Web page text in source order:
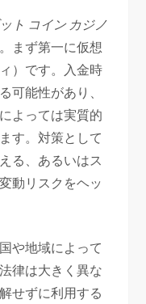
ト コイン カジノ
まず第一に仮想
）です。入金時
可能性があり、
よっては実質的
す。対策として
る、あるいはス
動リスクをヘッ
や地域によって
律は大きく異な
せずに利用する